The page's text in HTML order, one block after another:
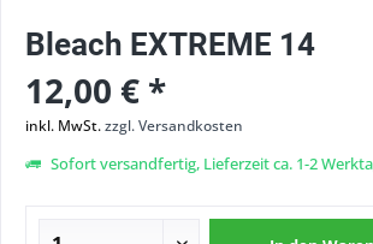
Bleach EXTREME 14
12,00 € *
inkl. MwSt.zzgl. Versandkosten
Sofort versandfertig, Lieferzeit ca. 1-2